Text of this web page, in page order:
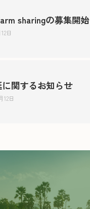
sharingの募集開始
日
関するお知らせ
12日